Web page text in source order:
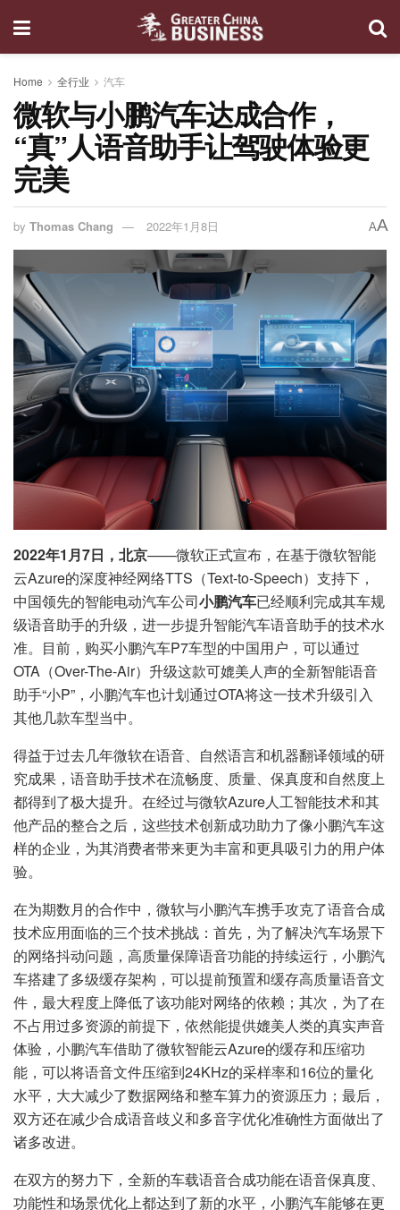
Home 全行业 汽车
微软与小鹏汽车达成合作，
“真”人语音助手让驾驶体验更
完美
by Thomas Chang 2022年1月8日 AA
2022年1 月7日，北京——微软正式宣布，在基于微软智能
云Azure的深度神经网络TTS（Text-to-Speech）支持下，
中国领先的智能电动汽车公司小鹏汽车已经顺利完成其车规
级语音助手的升级，进一步提升智能汽车语音助手的技术水
准。目前，购买小鹏汽车P7车型的中国用户，可以通过
OTA（Over-The-Air）升级这款可媲美人声的全新智能语音
助手“小P”，小鹏汽车也计划通过OTA将这一技术升级引入
其他几款车型当中。
得益于过去几年微软在语音、自然语言和机器翻译领域的研
究成果，语音助手技术在流畅度、质量、保真度和自然度上
都得到了极大提升。在经过与微软Azure人工智能技术和其
他产品的整合之后，这些技术创新成功助力了像小鹏汽车这
样的企业，为其消费者带来更为丰富和更具吸引力的用户体
验。
在为期数月的合作中，微软与小鹏汽车携手攻克了语音合成
技术应用面临的三个技术挑战：首先，为了解决汽车场景下
的网络抖动问题，高质量保障语音功能的持续运行，小鹏汽
车搭建了多级缓存架构，可以提前预置和缓存高质量语音文
件，最大程度上降低了该功能对网络的依赖；其次，为了在
不占用过多资源的前提下，依然能提供媲美人类的真实声音
体验，小鹏汽车借助了微软智能云Azure的缓存和压缩功
能，可以将语音文件压缩到24KHz的采样率和16位的量化
水平，大大减少了数据网络和整车算力的资源压力；最后，
双方还在减少合成语音歧义和多音字优化准确性方面做出了
诸多改进。
在双方的努力下，全新的车载语音合成功能在语音保真度、
功能性和场景优化上都达到了新的水平，小鹏汽车能够在更